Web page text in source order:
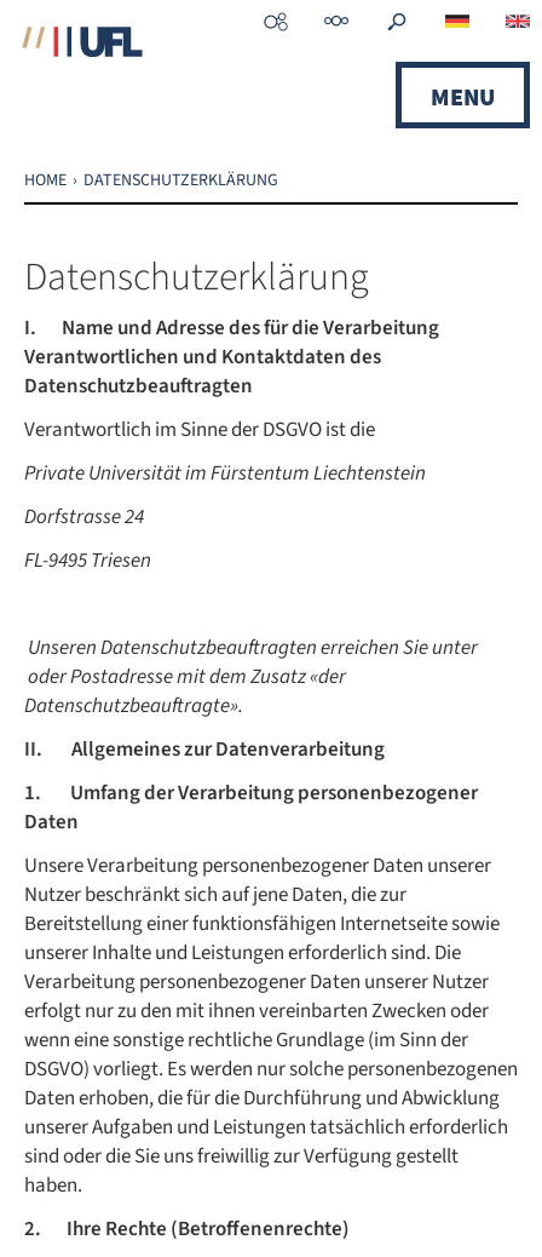
Inhalt
MENU
HOME DATENSCHUTZERKLÄRUNG
Datenschutzerklärung
I. Name und Adresse des für die Verarbeitung
Verantwortlichen und Kontaktdaten des
Datenschutzbeauftragten
Verantwortlich im Sinne der DSGVO ist die
Private Universität im Fürstentum Liechtenstein
Dorfstrasse 24
FL-9495 Triesen
Unseren Datenschutzbeauftragten erreichen Sie unter
oder Postadresse mit dem Zusatz «der
Datenschutzbeauftragte».
II. Allgemeines zur Datenverarbeitung
1. Umfang der Verarbeitung personenbezogener
Daten
Unsere Verarbeitung personenbezogener Daten unserer
Nutzer beschränkt sich auf jene Daten, die zur
Bereitstellung einer funktionsfähigen Internetseite sowie
unserer Inhalte und Leistungen erforderlich sind. Die
Verarbeitung personenbezogener Daten unserer Nutzer
erfolgt nur zu den mit ihnen vereinbarten Zwecken oder
wenn eine sonstige rechtliche Grundlage (im Sinn der
DSGVO) vorliegt. Es werden nur solche personenbezogenen
Daten erhoben, die für die Durchführung und Abwicklung
unserer Aufgaben und Leistungen tatsächlich erforderlich
sind oder die Sie uns freiwillig zur Verfügung gestellt
haben.
2. Ihre Rechte (Betroffenenrechte)